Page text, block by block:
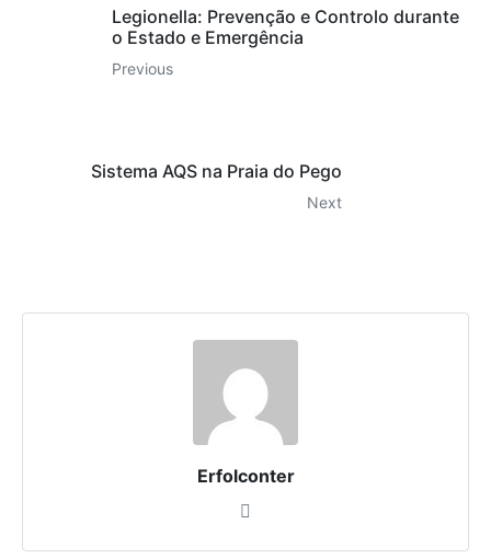
Legionella: Prevenção e Controlo durante
o Estado e Emergência
Previous
Sistema AQS na Praia do Pego
Next
Erfolconter